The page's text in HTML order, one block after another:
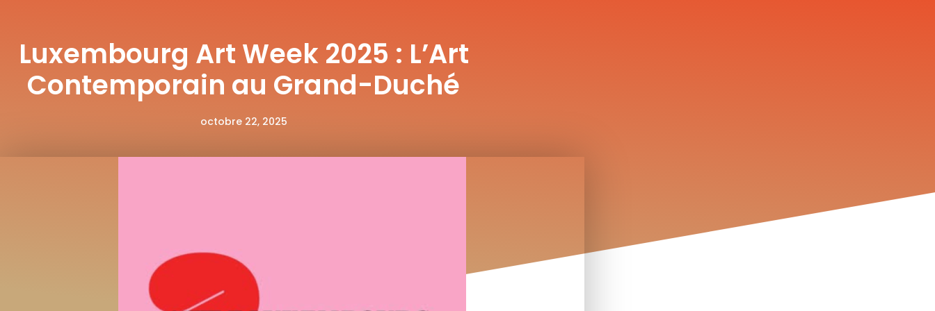
Luxembourg Art Week 2025 : L’Art
Contemporain au Grand-Duché
octobre 22, 2025